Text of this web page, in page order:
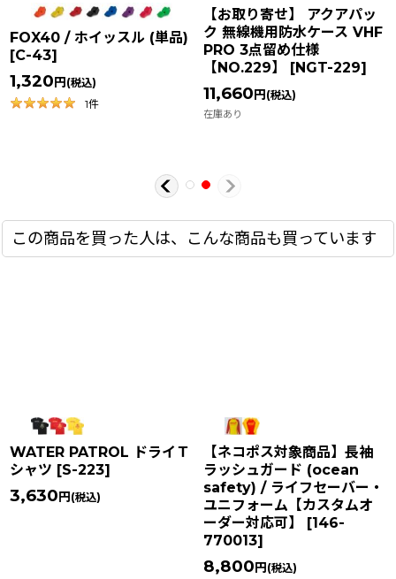
FOX40 / ホイッスル (単品)
[C-43]
1,320円(税込)
1件
【お取り寄せ】 アクアパッ
ク 無線機用防水ケース VHF
PRO 3点留め仕様
【NO.229】
[NGT-229]
11,660円(税込)
在庫あり
この商品を買った人は、こんな商品も買っています
WATER PATROL ドライＴ
シャツ [S-223]
3,630円(税込)
【ネコポス対象商品】長袖
ラッシュガード (ocean
safety) / ライフセーバー・
ユニフォーム【カスタムオ
ーダー対応可】
[146-
770013]
8,800円(税込)